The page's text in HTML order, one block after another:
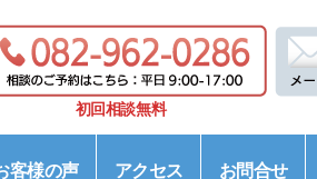
初回相談無料
客様の声 アクセス お問合せ